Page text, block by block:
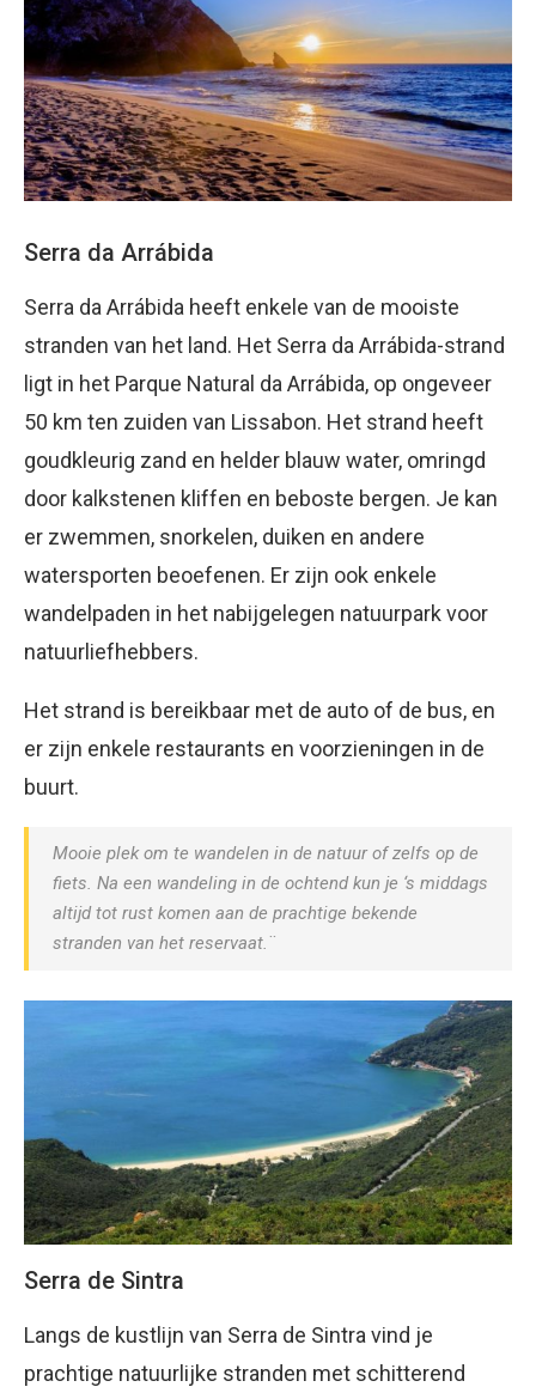
Serra da Arrábida
Serra da Arrábida heeft enkele van de mooiste
stranden van het land. Het Serra da Arrábida-strand
ligt in het Parque Natural da Arrábida, op ongeveer
50 km ten zuiden van Lissabon. Het strand heeft
goudkleurig zand en helder blauw water, omringd
door kalkstenen kliffen en beboste bergen. Je kan
er zwemmen, snorkelen, duiken en andere
watersporten beoefenen. Er zijn ook enkele
wandelpaden in het nabijgelegen natuurpark voor
natuurliefhebbers.
Het strand is bereikbaar met de auto of de bus, en
er zijn enkele restaurants en voorzieningen in de
buurt.
Mooie plek om te wandelen in de natuur of zelfs op de
fiets. Na een wandeling in de ochtend kun je ‘s middags
altijd tot rust komen aan de prachtige bekende
stranden van het reservaat.¨
Serra de Sintra
Langs de kustlijn van Serra de Sintra vind je
prachtige natuurlijke stranden met schitterend